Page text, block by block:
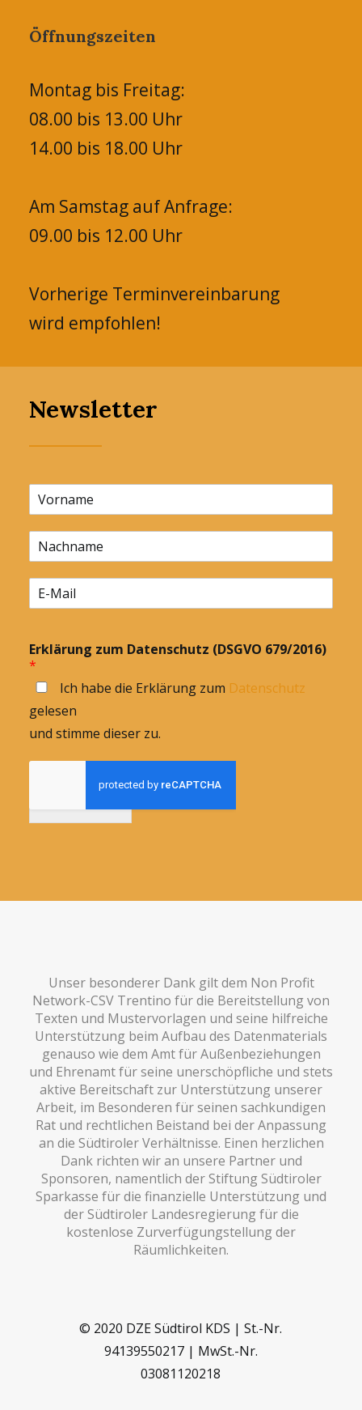
Öffnungszeiten
Montag bis Freitag:
08.00 bis 13.00 Uhr
14.00 bis 18.00 Uhr
Am Samstag auf Anfrage:
09.00 bis 12.00 Uhr
Vorherige Terminvereinbarung
wird empfohlen!
Newsletter
Erklärung zum Datenschutz (DSGVO 679/2016)
*
Ich habe die Erklärung zum Datenschutz
gelesen
und stimme dieser zu.
Unser besonderer Dank gilt dem Non Profit
Network-CSV Trentino für die Bereitstellung von
Texten und Mustervorlagen und seine hilfreiche
Unterstützung beim Aufbau des Datenmaterials
genauso wie dem Amt für Außenbeziehungen
und Ehrenamt für seine unerschöpfliche und stets
aktive Bereitschaft zur Unterstützung unserer
Arbeit, im Besonderen für seinen sachkundigen
Rat und rechtlichen Beistand bei der Anpassung
an die Südtiroler Verhältnisse. Einen herzlichen
Dank richten wir an unsere Partner und
Sponsoren, namentlich der Stiftung Südtiroler
Sparkasse für die finanzielle Unterstützung und
der Südtiroler Landesregierung für die
kostenlose Zurverfügungstellung der
Räumlichkeiten.
© 2020 DZE Südtirol KDS | St.-Nr.
94139550217 | MwSt.-Nr.
03081120218